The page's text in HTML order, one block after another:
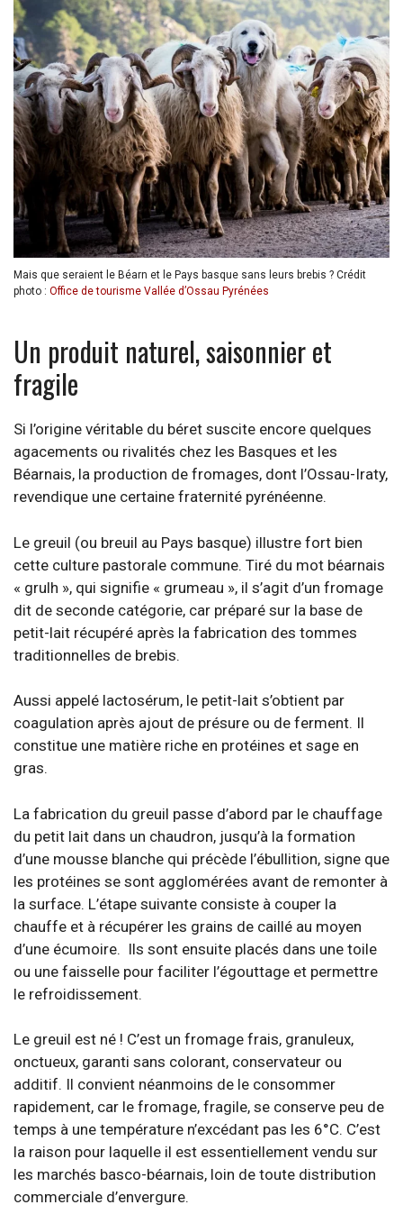
Mais que seraient le Béarn et le Pays basque sans leurs brebis ? Crédit
photo : Office de tourisme Vallée d’Ossau Pyrénées
Un produit naturel, saisonnier et
fragile
Si l’origine véritable du béret suscite encore quelques
agacements ou rivalités chez les Basques et les
Béarnais, la production de fromages, dont l’Ossau-Iraty,
revendique une certaine fraternité pyrénéenne.
Le greuil (ou breuil au Pays basque) illustre fort bien
cette culture pastorale commune. Tiré du mot béarnais
« grulh », qui signifie « grumeau », il s’agit d’un fromage
dit de seconde catégorie, car préparé sur la base de
petit-lait récupéré après la fabrication des tommes
traditionnelles de brebis.
Aussi appelé lactosérum, le petit-lait s’obtient par
coagulation après ajout de présure ou de ferment. Il
constitue une matière riche en protéines et sage en
gras.
La fabrication du greuil passe d’abord par le chauffage
du petit lait dans un chaudron, jusqu’à la formation
d’une mousse blanche qui précède l’ébullition, signe que
les protéines se sont agglomérées avant de remonter à
la surface. L’étape suivante consiste à couper la
chauffe et à récupérer les grains de caillé au moyen
d’une écumoire. Ils sont ensuite placés dans une toile
ou une faisselle pour faciliter l’égouttage et permettre
le refroidissement.
Le greuil est né ! C’est un fromage frais, granuleux,
onctueux, garanti sans colorant, conservateur ou
additif. Il convient néanmoins de le consommer
rapidement, car le fromage, fragile, se conserve peu de
temps à une température n’excédant pas les 6°C. C’est
la raison pour laquelle il est essentiellement vendu sur
les marchés basco-béarnais, loin de toute distribution
commerciale d’envergure.